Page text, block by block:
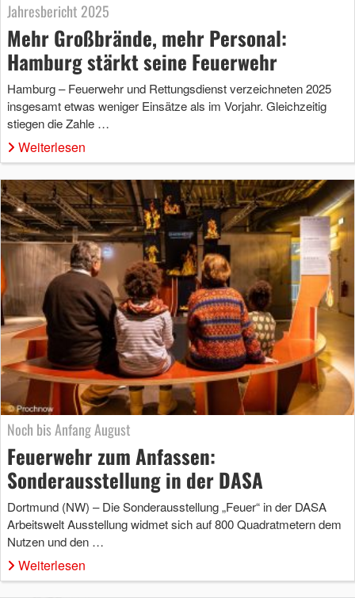
Jahresbericht 2025
Mehr Großbrände, mehr Personal:
Hamburg stärkt seine Feuerwehr
Hamburg – Feuerwehr und Rettungsdienst verzeichneten 2025
insgesamt etwas weniger Einsätze als im Vorjahr. Gleichzeitig
stiegen die Zahle …
Weiterlesen
Noch bis Anfang August
Feuerwehr zum Anfassen:
Sonderausstellung in der DASA
Dortmund (NW) – Die Sonderausstellung „Feuer“ in der DASA
Arbeitswelt Ausstellung widmet sich auf 800 Quadratmetern dem
Nutzen und den …
Weiterlesen